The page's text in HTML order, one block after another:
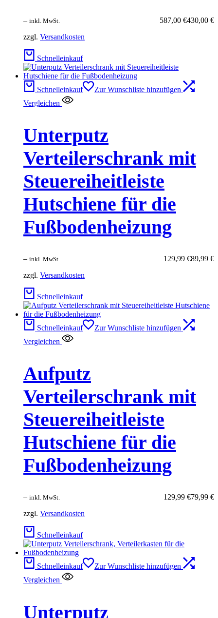
430,00 €
– 587,00 €
inkl. MwSt.
zzgl. Versandkosten
Schnelleinkauf
Schnelleinkauf
Zur Wunschliste hinzufügen
Vergleichen
Unterputz
Verteilerschrank mit
Steuereiheitleiste
Hutschiene für die
Fußbodenheizung
89,99 €
– 129,99 €
inkl. MwSt.
zzgl. Versandkosten
Schnelleinkauf
Schnelleinkauf
Zur Wunschliste hinzufügen
Vergleichen
Aufputz
Verteilerschrank mit
Steuereiheitleiste
Hutschiene für die
Fußbodenheizung
79,99 €
– 129,99 €
inkl. MwSt.
zzgl. Versandkosten
Schnelleinkauf
Schnelleinkauf
Zur Wunschliste hinzufügen
Vergleichen
Unterputz